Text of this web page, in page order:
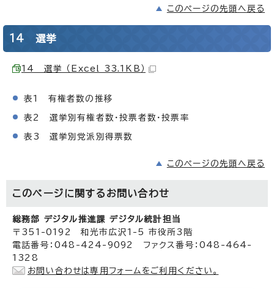
このページの先頭へ戻る
14 選挙
14 選挙 （Excel 33.1KB）
表1 有権者数の推移
表2 選挙別有権者数・投票者数・投票率
表3 選挙別党派別得票数
このページの先頭へ戻る
このページに関する お問い合わせ
総務部 デジタル推進課 デジタル統計担当
〒351-0192 和光市広沢1-5 市役所3階
電話番号：048-424-9092 ファクス番号：048-464-
1328
お問い合わせは専用フォームをご利用ください。